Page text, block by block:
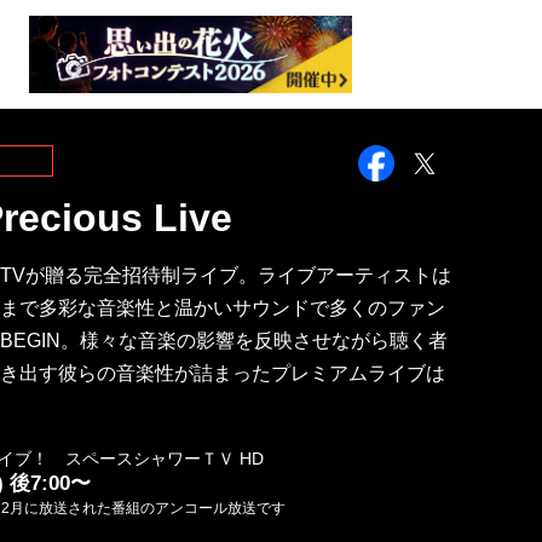
Live
が贈る完全招待制ライブ。ライブアーティストは
で多彩な音楽性と温かいサウンドで多くのファン
。様々な音楽の影響を反映させながら聴く者
出す彼らの音楽性が詰まったプレミアムライブは
ブ！ スペースシャワーＴＶ HD
後7:00〜
に放送された番組のアンコール放送です
Facebook